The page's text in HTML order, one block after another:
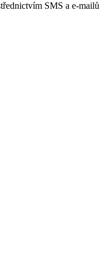
SMS a e-mailů